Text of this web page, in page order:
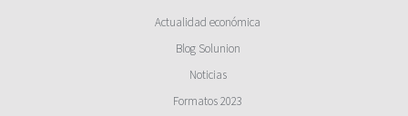
Actualidad económica
Blog Solunion
Noticias
Formatos 2023